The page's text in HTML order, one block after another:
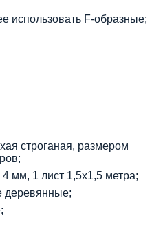
использовать F-образные;
строганая, размером
мм, 1 лист 1,5х1,5 метра;
деревянные;